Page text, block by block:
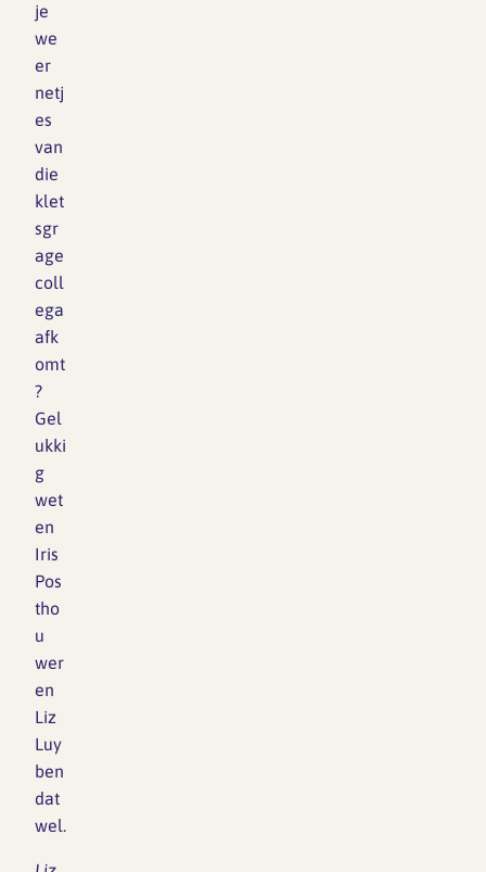
je
we
er
netj
es
van
die
klet
sgr
age
coll
ega
afk
omt
?
Gel
ukki
g
wet
en
Iris
Pos
tho
u
wer
en
Liz
Luy
ben
dat
wel.